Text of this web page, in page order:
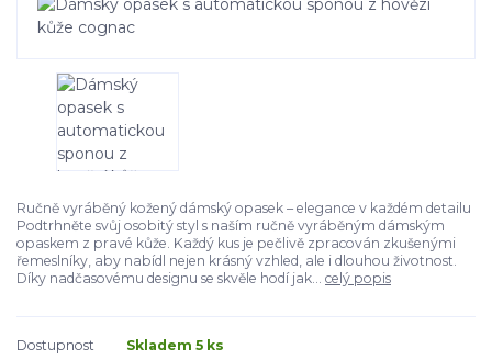
Ručně vyráběný kožený dámský opasek – elegance v každém detailu
Podtrhněte svůj osobitý styl s naším ručně vyráběným dámským
opaskem z pravé kůže. Každý kus je pečlivě zpracován zkušenými
řemeslníky, aby nabídl nejen krásný vzhled, ale i dlouhou životnost.
Díky nadčasovému designu se skvěle hodí jak... celý popis
Dostupnost
Skladem 5 ks